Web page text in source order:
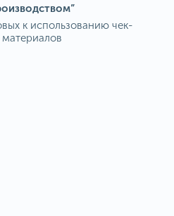
к использованию чек-